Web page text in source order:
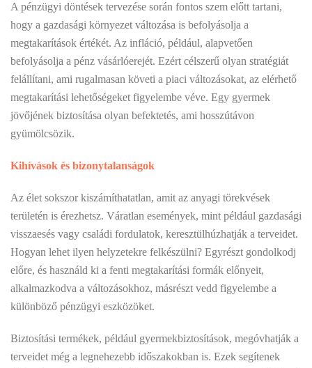
A pénzügyi döntések tervezése során fontos szem előtt tartani,
hogy a gazdasági környezet változása is befolyásolja a
megtakarítások értékét. Az infláció, például, alapvetően
befolyásolja a pénz vásárlóerejét. Ezért célszerű olyan stratégiát
felállítani, ami rugalmasan követi a piaci változásokat, az elérhető
megtakarítási lehetőségeket figyelembe véve. Egy gyermek
jövőjének biztosítása olyan befektetés, ami hosszútávon
gyümölcsözik.
Kihívások és bizonytalanságok
Az élet sokszor kiszámíthatatlan, amit az anyagi törekvések
területén is érezhetsz. Váratlan események, mint például gazdasági
visszaesés vagy családi fordulatok, keresztülhúzhatják a terveidet.
Hogyan lehet ilyen helyzetekre felkészülni? Egyrészt gondolkodj
előre, és használd ki a fenti megtakarítási formák előnyeit,
alkalmazkodva a változásokhoz, másrészt vedd figyelembe a
különböző pénzügyi eszközöket.
Biztosítási termékek, például gyermekbiztosítások, megóvhatják a
terveidet még a legnehezebb időszakokban is. Ezek segítenek